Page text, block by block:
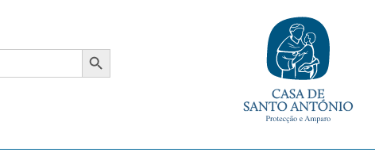
Search Button